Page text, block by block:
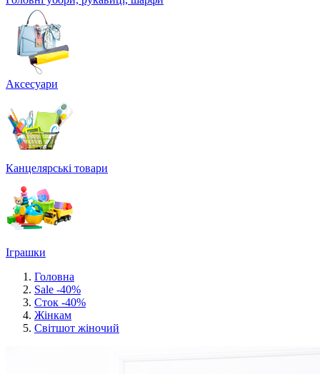
Аксесуари
Канцелярські товари
Іграшки
Головна
Sale -40%
Сток -40%
Жінкам
Світшот жіночий